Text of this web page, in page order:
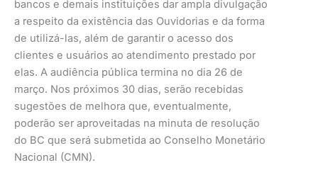
bancos e demais instituições dar ampla divulgação
a respeito da existência das Ouvidorias e da forma
de utilizá-las, além de garantir o acesso dos
clientes e usuários ao atendimento prestado por
elas. A audiência pública termina no dia 26 de
março. Nos próximos 30 dias, serão recebidas
sugestões de melhora que, eventualmente,
poderão ser aproveitadas na minuta de resolução
do BC que será submetida ao Conselho Monetário
Nacional (CMN).